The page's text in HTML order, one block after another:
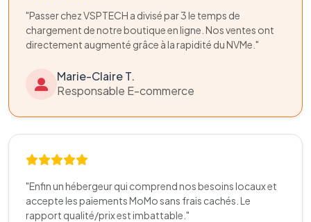
"Passer chez VSPTECH a divisé par 3 le temps de
chargement de notre boutique en ligne. Nos ventes ont
directement augmenté grâce à la rapidité du NVMe."
Marie-Claire T.
Responsable E-commerce
"Enfin un hébergeur qui comprend nos besoins locaux et
accepte les paiements MoMo sans frais cachés. Le
rapport qualité/prix est imbattable."